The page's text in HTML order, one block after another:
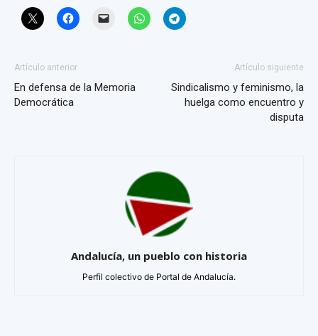
Artículo anterior
En defensa de la Memoria
Democrática
Artículo siguiente
Sindicalismo y feminismo, la
huelga como encuentro y
disputa
Andalucía, un pueblo con historia
Perfil colectivo de Portal de Andalucía.